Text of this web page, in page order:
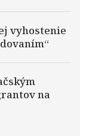
vyhostenie
na